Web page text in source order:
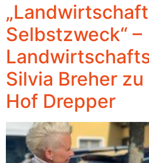
Selbstzweck“ –
Silvia Breher
Hof Drepper